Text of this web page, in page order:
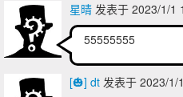
星晴 发表于 2023/1/1
55555555
[🎃] dt 发表于 2023/